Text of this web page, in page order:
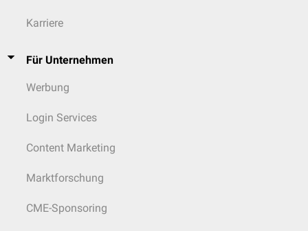
Karriere
Für Unternehmen
Werbung
Login Services
Content Marketing
Marktforschung
CME-Sponsoring